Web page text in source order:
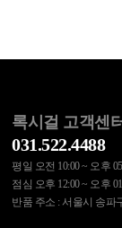
록시걸 고객센터
031.522.4488
평일 오전 10:00 ~ 오후
점심 오후 12:00 ~ 오후
반품 주소 : 서울시 송파